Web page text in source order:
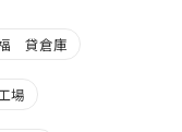
貸倉庫
場